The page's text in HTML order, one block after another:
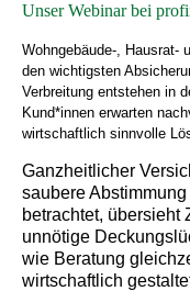
Unser Webinar bei
Wohngebäude-, Hausrat-
den wichtigsten
Verbreitung entstehen in
Kund*innen erwarten
wirtschaftlich sinnvolle
Ganzheitlicher
saubere
betrachtet, übersieht
unnötige
wie Beratung
wirtschaftlich